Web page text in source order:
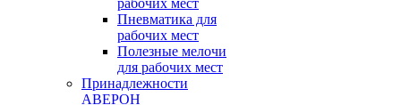
рабочих мест
Пневматика для
рабочих мест
Полезные мелочи
для рабочих мест
Принадлежности
АВЕРОН